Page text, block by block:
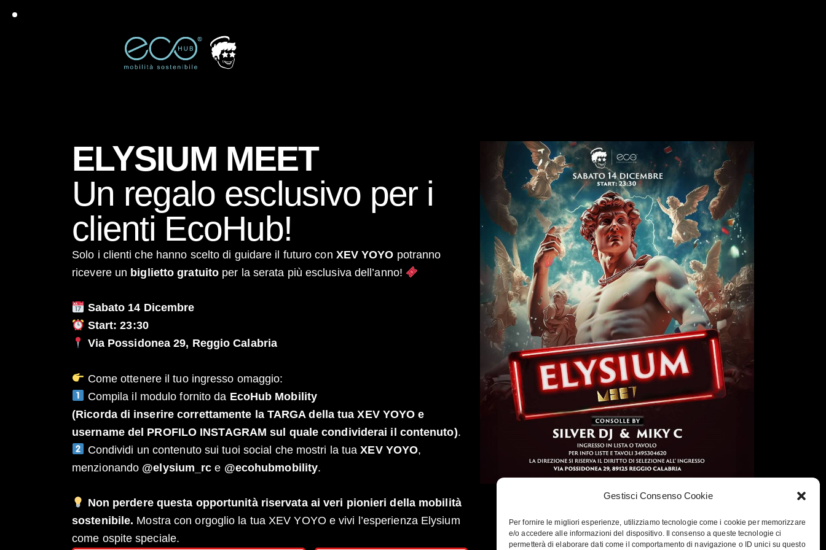
Gestisci Consenso Cookie
Per fornire le migliori esperienze, utilizziamo tecnologie come i cookie per memorizzare
e/o accedere alle informazioni del dispositivo. Il consenso a queste tecnologie ci
permetterà di elaborare dati come il comportamento di navigazione o ID unici su questo
ELYSIUM MEET
Un regalo esclusivo per i
clienti EcoHub!
Solo i clienti che hanno scelto di guidare il futuro con XEV YOYO potranno
ricevere un biglietto gratuito per la serata più esclusiva dell’anno!
Sabato 14 Dicembre
Start: 23:30
Via Possidonea 29, Reggio Calabria
Come ottenere il tuo ingresso omaggio:
Compila il modulo fornito da EcoHub Mobility
(Ricorda di inserire correttamente la TARGA della tua XEV YOYO e
username del PROFILO INSTAGRAM sul quale condividerai il contenuto).
Condividi un contenuto sui tuoi social che mostri la tuaXEV YOYO,
menzionando @elysium_rc e @ecohubmobility.
Non perdere questa opportunità riservata ai veri pionieri della mobilità
sostenibile. Mostra con orgoglio la tua XEV YOYO e vivi l’esperienza Elysium
come ospite speciale.